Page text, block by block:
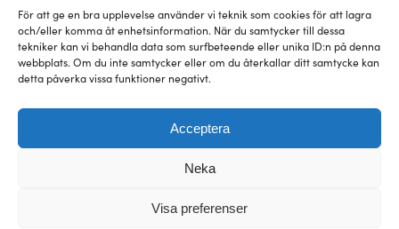
För att ge en bra upplevelse använder vi teknik som cookies för att lagra
och/eller komma åt enhetsinformation. När du samtycker till dessa
tekniker kan vi behandla data som surfbeteende eller unika ID:n på denna
webbplats. Om du inte samtycker eller om du återkallar ditt samtycke kan
detta påverka vissa funktioner negativt.
Acceptera
Neka
Visa preferenser